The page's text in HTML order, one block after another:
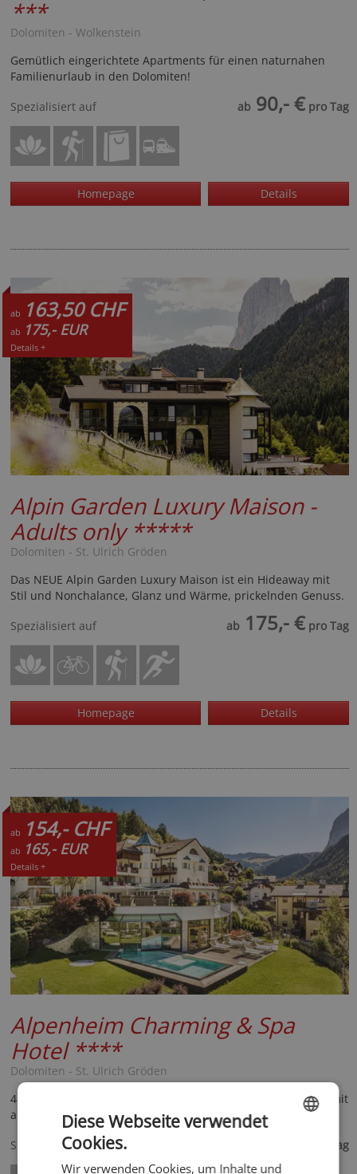
***
Dolomiten - Wolkenstein
Gemütlich eingerichtete Apartments für einen naturnahen
Familienurlaub in den Dolomiten!
Spezialisiert auf
ab 90,- € pro Tag
Homepage Details
ab 163,50 CHF
ab 175,- EUR
Details +
Alpin Garden Luxury Maison -
Adults only *****
Dolomiten - St. Ulrich Gröden
Das NEUE Alpin Garden Luxury Maison ist ein Hideaway mit
Stil und Nonchalance, Glanz und Wärme, prickelnden Genuss.
Spezialisiert auf
ab 175,- € pro Tag
Homepage Details
ab 154,- CHF
ab 165,- EUR
Details +
Alpenheim Charming & Spa
Hotel ****
Dolomiten - St. Ulrich Gröden
4-Sterne-Hotel in Gröden, mit Schwimmbad, ein Aktiv-Hotel mit
allen Möglichkeiten für Wellness, SPA und Beauty.
Spezialisiert auf
pro Tag
GERMAN
Diese Webseite verwendet
Cookies.
Wir verwenden Cookies, um Inhalte und